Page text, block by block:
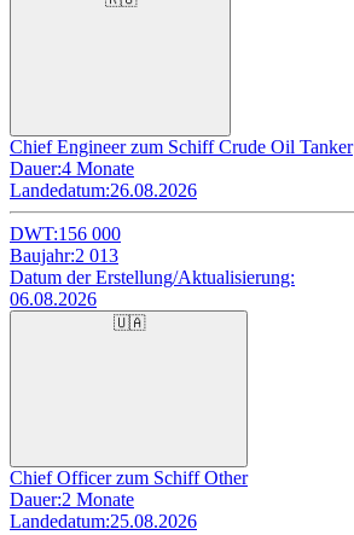
Chief Engineer zum Schiff Crude Oil Tanker
Dauer:4 Monate
Landedatum:26.08.2026
DWT:156 000
Baujahr:2 013
Datum der Erstellung/Aktualisierung:
06.08.2026
🇺🇦
Chief Officer zum Schiff Other
Dauer:2 Monate
Landedatum:25.08.2026